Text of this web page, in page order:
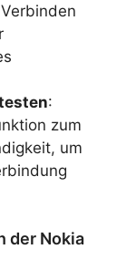
:
zum
um
der Nokia